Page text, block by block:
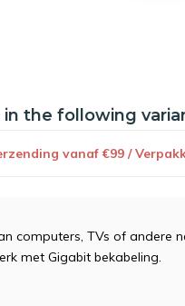
the following
vanaf €99 /
computers, TVs of andere
met Gigabit bekabeling.